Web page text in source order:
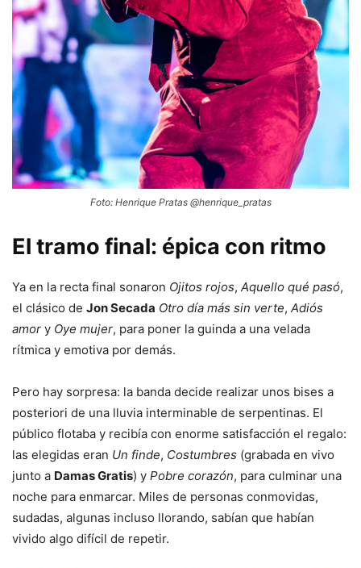
Foto: Henrique Pratas @henrique_pratas
El tramo final: épica con ritmo
Ya en la recta final sonaron Ojitos rojos, Aquello qué pasó,
el clásico de Jon Secada Otro día más sin verte, Adiós
amor y Oye mujer, para poner la guinda a una velada
rítmica y emotiva por demás.
Pero hay sorpresa: la banda decide realizar unos bises a
posteriori de una lluvia interminable de serpentinas. El
público flotaba y recibía con enorme satisfacción el regalo:
las elegidas eran Un finde, Costumbres (grabada en vivo
junto a Damas Gratis) y Pobre corazón, para culminar una
noche para enmarcar. Miles de personas conmovidas,
sudadas, algunas incluso llorando, sabían que habían
vivido algo difícil de repetir.